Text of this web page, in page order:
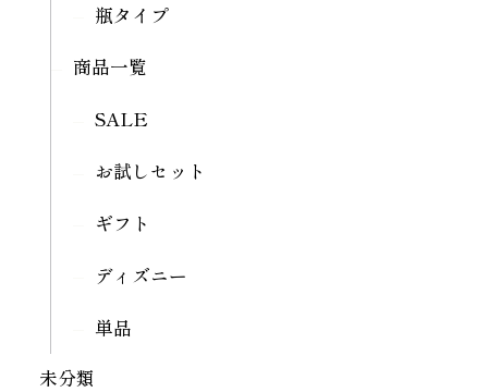
瓶タイプ
商品一覧
SALE
お試しセット
ギフト
ディズニー
単品
未分類